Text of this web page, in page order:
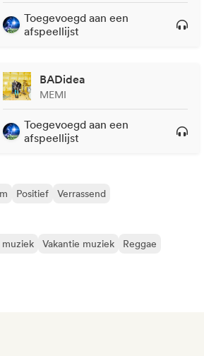
Toegevoegd aan een
afspeellijst
BADidea
MEMI
Toegevoegd aan een
afspeellijst
Positief Verrassend
muziek Vakantie muziek Reggae